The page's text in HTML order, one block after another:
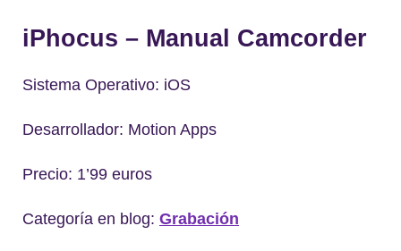
iPhocus – Manual Camcorder
Sistema Operativo: iOS
Desarrollador: Motion Apps
Precio: 1’99 euros
Categoría en blog: Grabación